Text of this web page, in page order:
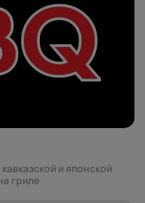
и японской
гриле